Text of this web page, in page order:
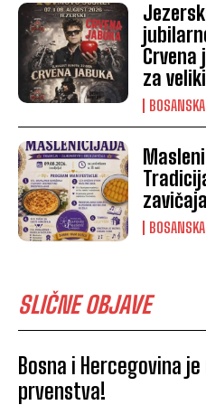
Crvena
za
zavičaja
SLIČNE OBJAVE
Bosna i Hercegovina
prvenstva!